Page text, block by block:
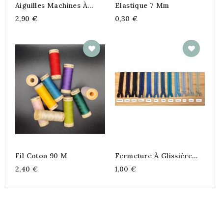
Aiguilles Machines À
Coudre
2,90 €
Elastique 7 Mm
0,30 €
Fil Coton 90 M
2,40 €
Fermeture À Glissière
N°2 (5)
1,00 €